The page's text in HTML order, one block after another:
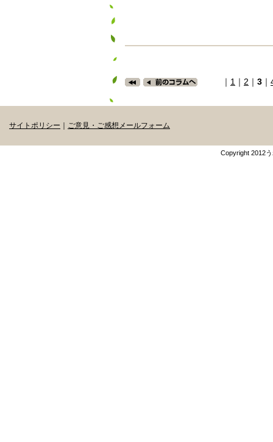
｜ 1 ｜ 2 ｜ 3 ｜
サイトポリシー ご意見・ご感想メールフォーム
Copyright 2012